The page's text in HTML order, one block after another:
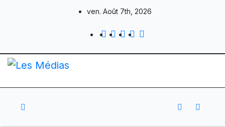
ven. Août 7th, 2026